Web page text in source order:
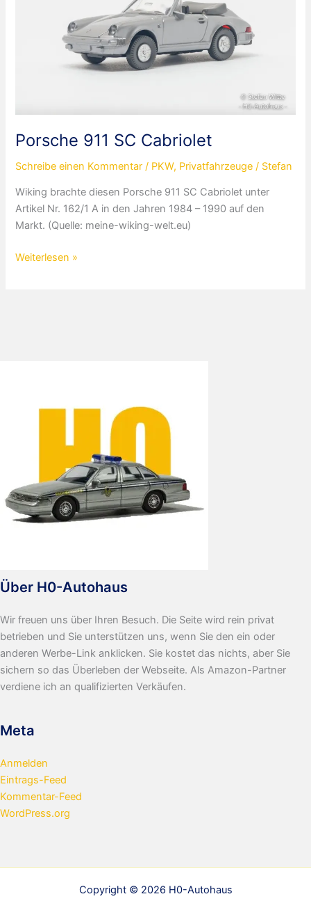
Porsche 911 SC Cabriolet
Schreibe einen Kommentar / PKW, Privatfahrzeuge / Stefan
Wiking brachte diesen Porsche 911 SC Cabriolet unter
Artikel Nr. 162/1 A in den Jahren 1984 – 1990 auf den
Markt. (Quelle: meine-wiking-welt.eu)
Porsche
Weiterlesen »
Über H0-Autohaus
Wir freuen uns über Ihren Besuch. Die Seite wird rein privat
betrieben und Sie unterstützen uns, wenn Sie den ein oder
anderen Werbe-Link anklicken. Sie kostet das nichts, aber Sie
sichern so das Überleben der Webseite. Als Amazon-Partner
verdiene ich an qualifizierten Verkäufen.
Meta
Anmelden
Eintrags-Feed
Kommentar-Feed
WordPress.org
Copyright © 2026 H0-Autohaus